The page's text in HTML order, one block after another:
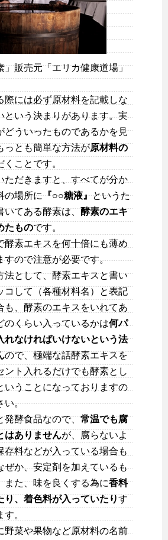
」販売元「エリカ健康道場」
際には必ず原材料を記載しな
という決まりがあります。実
どういったものであるかを見
っとも簡単な方法が原材料の
くことです。
ただきますと、すべてが分か
の場所に『○○糖液』というた
いてある酵素は、酵素のエキ
たものです。
酵素エキスを何十倍にも薄め
すので注意が必要です。
法として、酵素エキスと書い
コして（各種材料名）と表記
も、酵素のエキスをいれてあ
のくらい入っているかは何パ
れなければいけないという法
ので、極端な話酵素エキスを
ント入れるだけでも酵素とし
いうことになっておりますの
い。
発酵食品なので、常温でも腐
はありませんが、腐らないよ
存料などが入っている場合も
ぜか、安定剤を加えているも
また、味を良くする為に香料
り、着色料が入っていたりす
。
野菜や果物など原材料の名前